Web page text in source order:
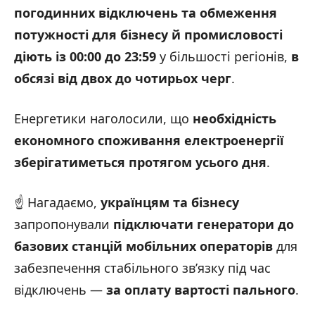
погодинних відключень та обмеження
потужності для бізнесу й промисловості
діють із 00:00 до 23:59 у більшості регіонів, в
обсязі від двох до чотирьох черг.
Енергетики наголосили, що необхідність
економного споживання електроенергії
зберігатиметься протягом усього дня.
☝️ Нагадаємо, українцям та бізнесу
запропонували підключати генератори до
базових станцій мобільних операторів для
забезпечення стабільного зв’язку під час
відключень — за оплату вартості пального.